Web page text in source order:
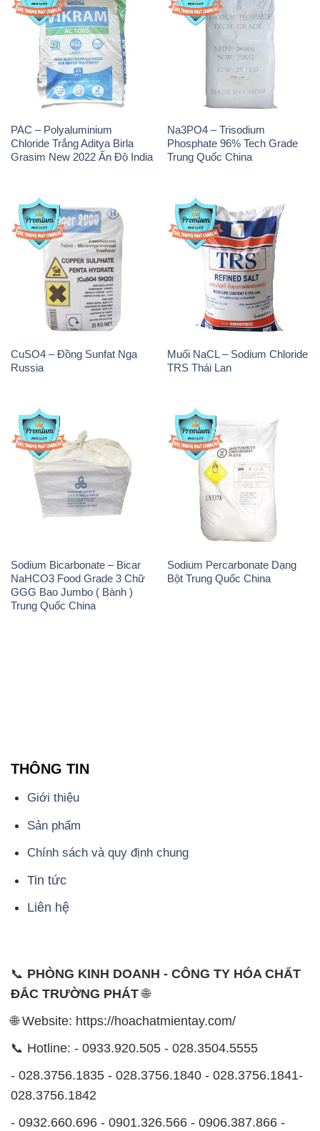
PAC – Polyaluminium
Chloride Trắng Aditya Birla
Grasim New 2022 Ấn Độ India
Na3PO4 – Trisodium
Phosphate 96% Tech Grade
Trung Quốc China
CuSO4 – Đồng Sunfat Nga
Russia
Muối NaCL – Sodium Chloride
TRS Thái Lan
Sodium Bicarbonate – Bicar
NaHCO3 Food Grade 3 Chữ
GGG Bao Jumbo ( Bành )
Trung Quốc China
Sodium Percarbonate Dạng
Bột Trung Quốc China
THÔNG TIN
Giới thiệu
Sản phẩm
Chính sách và quy định chung
Tin tức
Liên hệ
📞 PHÒNG KINH DOANH - CÔNG TY HÓA CHẤT
ĐẮC TRƯỜNG PHÁT🌐
🌐 Website: https://hoachatmientay.com/
📞 Hotline: - 0933.920.505 - 028.3504.5555
- 028.3756.1835 - 028.3756.1840 - 028.3756.1841-
028.3756.1842
- 0932.660.696 - 0901.326.566 - 0906.387.866 -